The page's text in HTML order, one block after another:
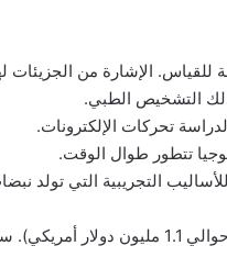
للقياس. الإشارة من الجزيئات
التشخيص الطبي.
تحركات الإلكترونات.
تتطور طوال الوقت.
لهويلير “للأساليب التجريبية التي تولد
على جائزة قدرها 10 ملايين كرونة سويدية (حوالي 1.1 مليون دولار